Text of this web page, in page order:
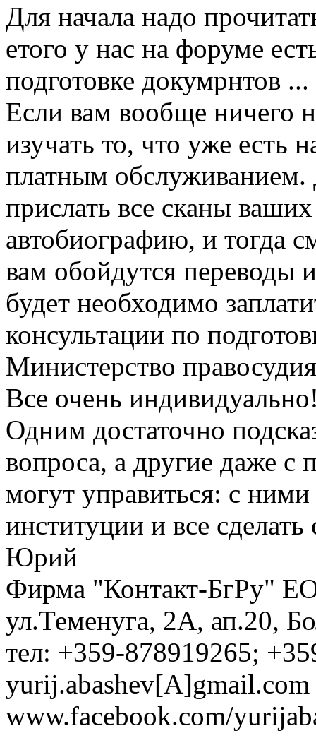
Для начала надо
етого у нас на форуме
подготовке докумрнтов ...
Если вам вообще ничего
изучать то, что уже есть
платным обслуживанием.
прислать все сканы
автобиографию, и тогда
вам обойдутся переводы
будет необходимо
консультации по
Министерство
Все очень
Одним достаточно
вопроса, а другие даже с
могут управиться: с ними
институции и все
Юрий
Фирма "Контакт-БгРу"
ул.Теменуга, 2А, ап.20,
тел: +359-878919265;
yurij.abashev[A]gmail.com
www.facebook.com/